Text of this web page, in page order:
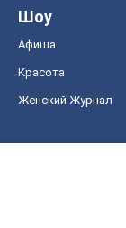
Шоу
Афиша
Красота
Женский Журнал